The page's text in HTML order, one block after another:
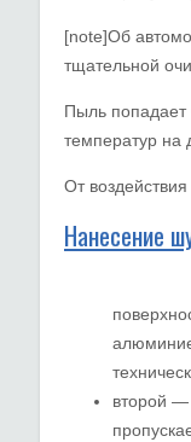
[note]Об
тщательной
Пыль попадает
температур на
От
Нанесение
второй —